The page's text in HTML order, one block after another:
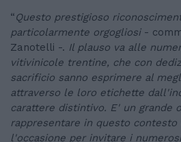
“Questo prestigioso
particolarmente orgogliosi-
Zanotelli -. Il plauso va alle
vitivinicole trentine, che con
sacrificio sanno esprimere al
attraverso le loro etichette
carattere distintivo. E' un grande
rappresentare in questo
l'occasione per invitare i